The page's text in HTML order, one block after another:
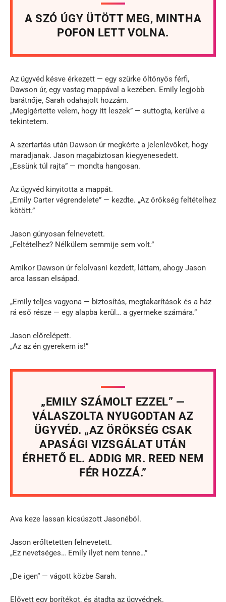
A SZÓ ÚGY ÜTÖTT MEG, MINTHA
POFON LETT VOLNA.
Az ügyvéd késve érkezett — egy szürke öltönyös férfi,
Dawson úr, egy vastag mappával a kezében. Emily legjobb
barátnője, Sarah odahajolt hozzám.
„Megígértette velem, hogy itt leszek” — suttogta, kerülve a
tekintetem.
A szertartás után Dawson úr megkérte a jelenlévőket, hogy
maradjanak. Jason magabiztosan kiegyenesedett.
„Essünk túl rajta” — mondta hangosan.
Az ügyvéd kinyitotta a mappát.
„Emily Carter végrendelete” — kezdte. „Az örökség feltételhez
kötött.”
Jason gúnyosan felnevetett.
„Feltételhez? Nélkülem semmije sem volt.”
Amikor Dawson úr felolvasni kezdett, láttam, ahogy Jason
arca lassan elsápad.
„Emily teljes vagyona — biztosítás, megtakarítások és a ház
rá eső része — egy alapba kerül… a gyermeke számára.”
Jason előrelépett.
„Az az én gyerekem is!”
„EMILY SZÁMOLT EZZEL” —
VÁLASZOLTA NYUGODTAN AZ
ÜGYVÉD. „AZ ÖRÖKSÉG CSAK
APASÁGI VIZSGÁLAT UTÁN
ÉRHETŐ EL. ADDIG MR. REED NEM
FÉR HOZZÁ.”
Ava keze lassan kicsúszott Jasonéból.
Jason erőltetetten felnevetett.
„Ez nevetséges… Emily ilyet nem tenne…”
„De igen” — vágott közbe Sarah.
Elővett egy borítékot, és átadta az ügyvédnek.